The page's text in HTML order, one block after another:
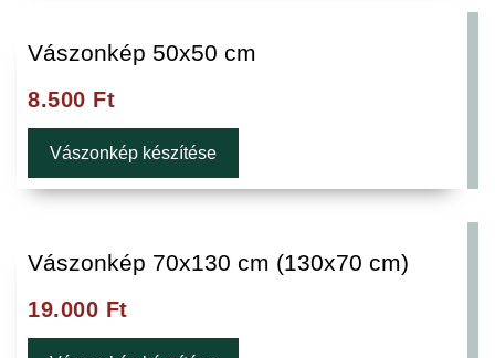
Vászonkép 50x50 cm
8.500 Ft
Vászonkép készítése
Vászonkép 70x130 cm (130x70 cm)
19.000 Ft